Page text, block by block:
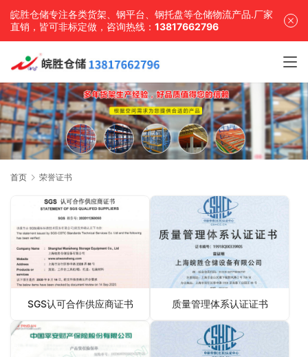
皖胜仓储专注各类货架、钢平台、钢托盘等仓储物流产品.厂家
直销，皆可非标定做，咨询热线： 13817662796
首页 荣誉证书
SGS认可合作供应商证书 质量管理体系认证证书